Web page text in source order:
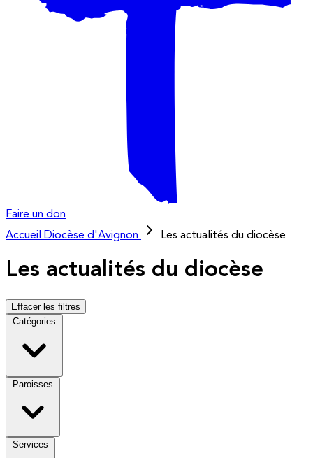
Faire un don
Accueil
Diocèse d'Avignon Les actualités du diocèse
Les actualités du diocèse
Effacer les filtres
Catégories
Paroisses
Services